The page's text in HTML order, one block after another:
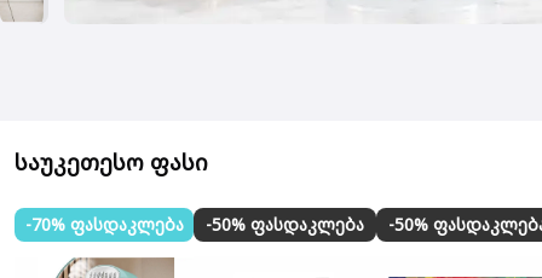
საუკეთესო ფასი
-70% ფასდაკლება -50% ფასდაკლება -50%